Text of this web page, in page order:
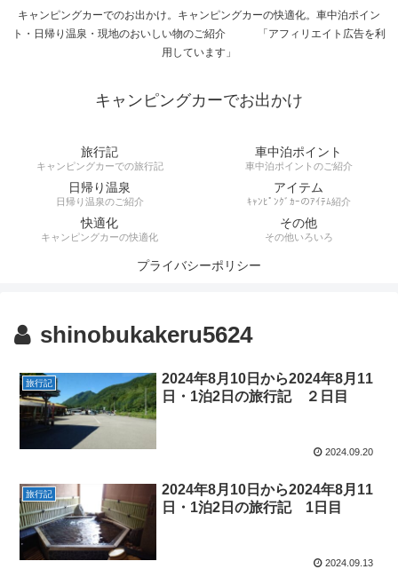
キャンピングカーでのお出かけ。キャンピングカーの快適化。車中泊ポイン
ト・日帰り温泉・現地のおいしい物のご紹介 「アフィリエイト広告を利
用しています」
キャンピングカーでお出かけ
旅行記
キャンピングカーでの旅行記
車中泊ポイント
車中泊ポイントのご紹介
日帰り温泉
日帰り温泉のご紹介
アイテム
ｷｬﾝﾋﾟﾝｸﾞｶｰのｱｲﾃﾑ紹介
快適化
キャンピングカーの快適化
その他
その他いろいろ
プライバシーポリシー
shinobukakeru5624
旅行記
2024年8月10日から2024年8月11
日・1泊2日の旅行記 ２日目
2024.09.20
旅行記
2024年8月10日から2024年8月11
日・1泊2日の旅行記 1日目
2024.09.13